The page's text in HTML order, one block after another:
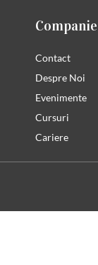
Companie
Contact
Despre Noi
Evenimente
Cursuri
Cariere